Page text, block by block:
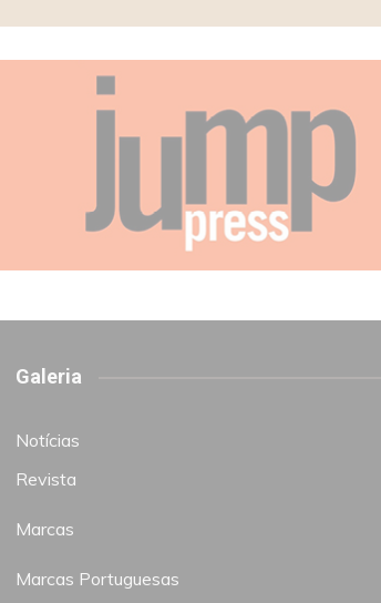
Galeria
Notícias
Revista
Marcas
Marcas Portuguesas